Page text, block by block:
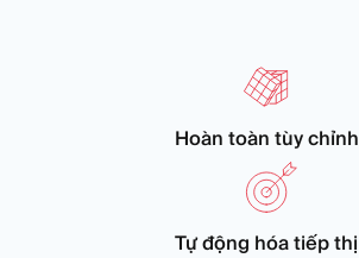
Hoàn toàn tùy chỉnh
Tự động hóa tiếp thị